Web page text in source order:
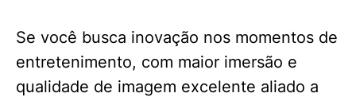
Se você busca inovação nos momentos de
entretenimento, com maior imersão e
qualidade de imagem excelente aliado a